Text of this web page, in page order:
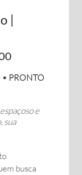
|
PRONTO
e
sua
busca